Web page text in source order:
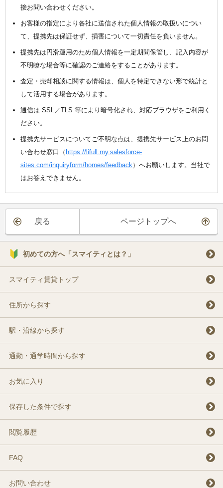
接お問い合わせください。
お客様の指定により各社に送信された個人情報の取扱いについ
て、提携先は保証せず、損害について一切責任を負いません。
提携先は円滑運用のため個人情報を一定期間保管し、記入内容が
不明瞭な場合等に確認のご連絡をすることがあります。
査定・売却相談に関する情報は、個人を特定できない形で統計と
して活用する場合があります。
通信は SSL／TLS 等により暗号化され、対応ブラウザをご利用く
ださい。
提携先サービスについてご不明な点は、提携先サービス上のお問
い合わせ窓口（ https://lifull.my.salesforce-
sites.com/inquiryform/homes/feedback ）へお願いします。当社で
はお答えできません。
戻る ページトップへ
初めての方へ「スマイティとは？」
スマイティ賃貸トップ
住所から探す
駅・沿線から探す
通勤・通学時間から探す
お気に入り
保存した条件で探す
閲覧履歴
FAQ
お問い合わせ